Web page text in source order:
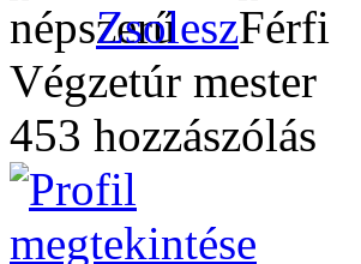
Zsolesz
Végzetúr mester
453 hozzászólás